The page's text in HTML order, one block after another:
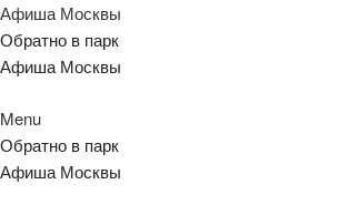
Афиша Москвы
Обратно в парк
Афиша Москвы
Menu
Обратно в парк
Афиша Москвы